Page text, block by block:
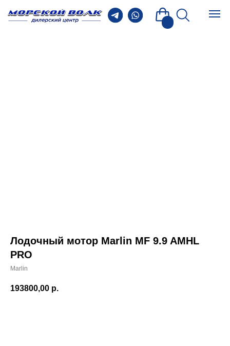
Лодочный мотор Marlin MF 9.9 AMHL
PRO
Marlin
193800,00 р.